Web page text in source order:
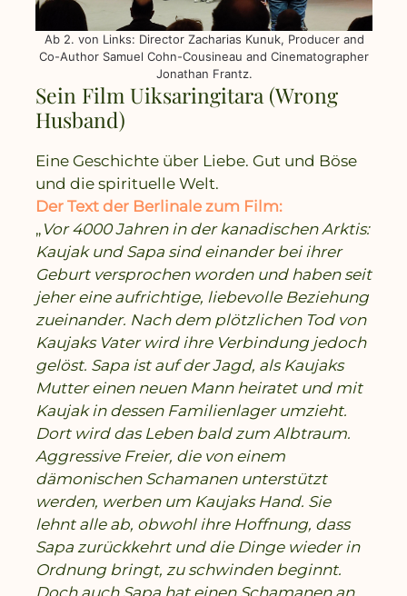
Ab 2. von Links: Director Zacharias Kunuk, Producer and
Co-Author Samuel Cohn-Cousineau and Cinematographer
Jonathan Frantz.
Sein Film Uiksaringitara (Wrong
Husband)
Eine Geschichte über Liebe. Gut und Böse
und die spirituelle Welt.
Der Text der Berlinale zum Film:
„ Vor 4000 Jahren in der kanadischen Arktis:
Kaujak und Sapa sind einander bei ihrer
Geburt versprochen worden und haben seit
jeher eine aufrichtige, liebevolle Beziehung
zueinander. Nach dem plötzlichen Tod von
Kaujaks Vater wird ihre Verbindung jedoch
gelöst. Sapa ist auf der Jagd, als Kaujaks
Mutter einen neuen Mann heiratet und mit
Kaujak in dessen Familienlager umzieht.
Dort wird das Leben bald zum Albtraum.
Aggressive Freier, die von einem
dämonischen Schamanen unterstützt
werden, werben um Kaujaks Hand. Sie
lehnt alle ab, obwohl ihre Hoffnung, dass
Sapa zurückkehrt und die Dinge wieder in
Ordnung bringt, zu schwinden beginnt.